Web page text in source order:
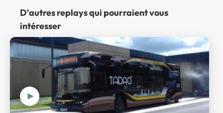
D'autres replays qui pourraient vous
intéresser